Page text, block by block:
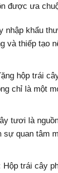
được ưa
nhập khẩu
và thiếp tạo
hộp trái
chỉ là một
tươi là
sự quan tâm
Hộp trái cây